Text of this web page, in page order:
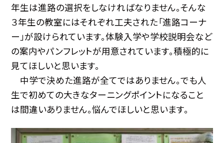
年生は進路の選択をしなければなりません。そんな
３年生の教室にはそれぞれ工夫された「進路コーナ
ー」が設けられています。体験入学や学校説明会など
の案内やパンフレットが用意されています。積極的に
見てほしいと思います。
中学で決めた進路が全てではありません。でも人
生で初めての大きなターニングポイントになること
は間違いありません。悩んでほしいと思います。